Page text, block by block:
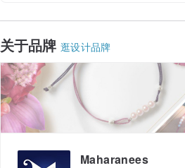
关于品牌 逛设计品牌
Maharanees